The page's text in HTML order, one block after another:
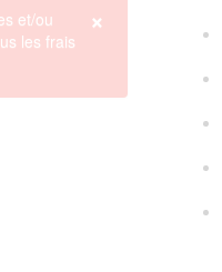
×
et/ou
les frais